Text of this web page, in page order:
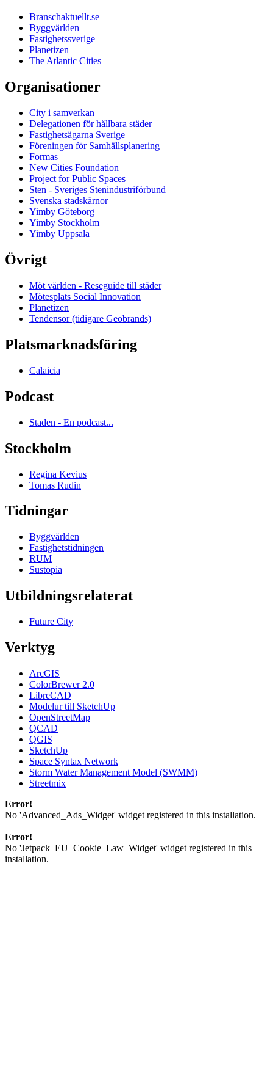
Branschaktuellt.se
Byggvärlden
Fastighetssverige
Planetizen
The Atlantic Cities
Organisationer
City i samverkan
Delegationen för hållbara städer
Fastighetsägarna Sverige
Föreningen för Samhällsplanering
Formas
New Cities Foundation
Project for Public Spaces
Sten - Sveriges Stenindustriförbund
Svenska stadskärnor
Yimby Göteborg
Yimby Stockholm
Yimby Uppsala
Övrigt
Möt världen - Reseguide till städer
Mötesplats Social Innovation
Planetizen
Tendensor (tidigare Geobrands)
Platsmarknadsföring
Calaicia
Podcast
Staden - En podcast...
Stockholm
Regina Kevius
Tomas Rudin
Tidningar
Byggvärlden
Fastighetstidningen
RUM
Sustopia
Utbildningsrelaterat
Future City
Verktyg
ArcGIS
ColorBrewer 2.0
LibreCAD
Modelur till SketchUp
OpenStreetMap
QCAD
QGIS
SketchUp
Space Syntax Network
Storm Water Management Model (SWMM)
Streetmix
Error!
No 'Advanced_Ads_Widget' widget registered in this installation.
Error!
No 'Jetpack_EU_Cookie_Law_Widget' widget registered in this
installation.